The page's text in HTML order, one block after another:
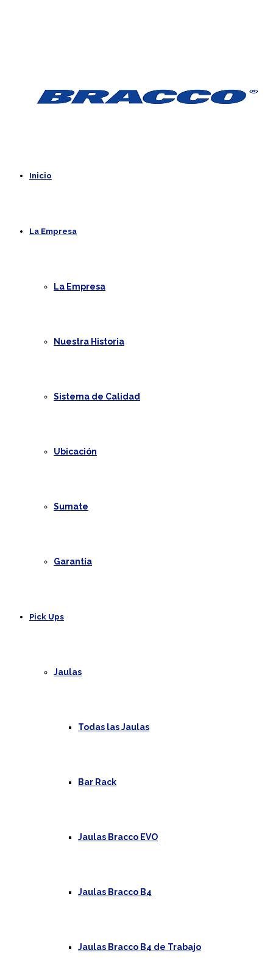
Inicio
La Empresa
La Empresa
Nuestra Historia
Sistema de Calidad
Ubicación
Sumate
Garantía
Pick Ups
Jaulas
Todas las Jaulas
Bar Rack
Jaulas Bracco EVO
Jaulas Bracco B4
Jaulas Bracco B4 de Trabajo